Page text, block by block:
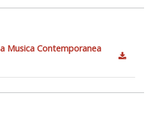
Musica Contemporanea